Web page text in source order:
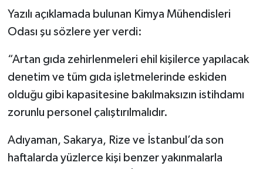
Yazılı açıklamada bulunan Kimya Mühendisleri
Odası şu sözlere yer verdi:
“Artan gıda zehirlenmeleri ehil kişilerce yapılacak
denetim ve tüm gıda işletmelerinde eskiden
olduğu gibi kapasitesine bakılmaksızın istihdamı
zorunlu personel çalıştırılmalıdır.
Adıyaman, Sakarya, Rize ve İstanbul’da son
haftalarda yüzlerce kişi benzer yakınmalarla